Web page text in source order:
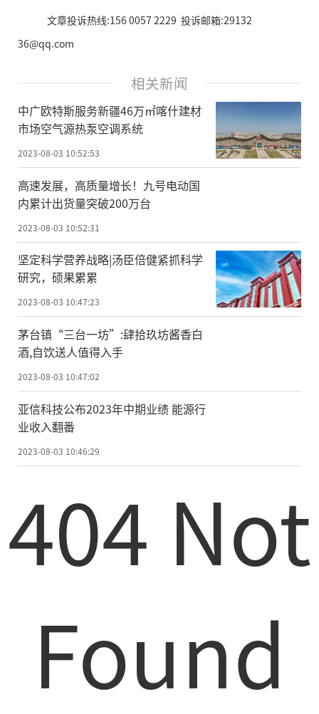
文章投诉热线:156 0057 2229 投诉邮箱:29132
36@qq.com
相关新闻
中广欧特斯服务新疆46万㎡喀什建材
市场空气源热泵空调系统
2023-08-03 10:52:53
高速发展，高质量增长！九号电动国
内累计出货量突破200万台
2023-08-03 10:52:31
坚定科学营养战略|汤臣倍健紧抓科学
研究，硕果累累
2023-08-03 10:47:23
茅台镇“三台一坊”:肆拾玖坊酱香白
酒,自饮送人值得入手
2023-08-03 10:47:02
亚信科技公布2023年中期业绩 能源行
业收入翻番
2023-08-03 10:46:29
404 Not
Found